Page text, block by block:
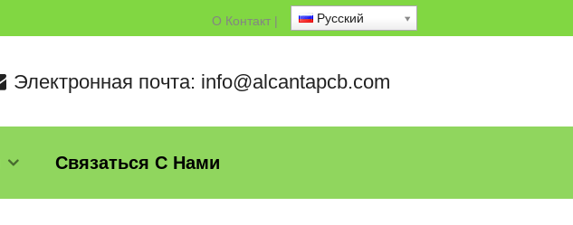
О Контакт | Русский
Электронная почта: info@alcantapcb.com
Связаться С Нами